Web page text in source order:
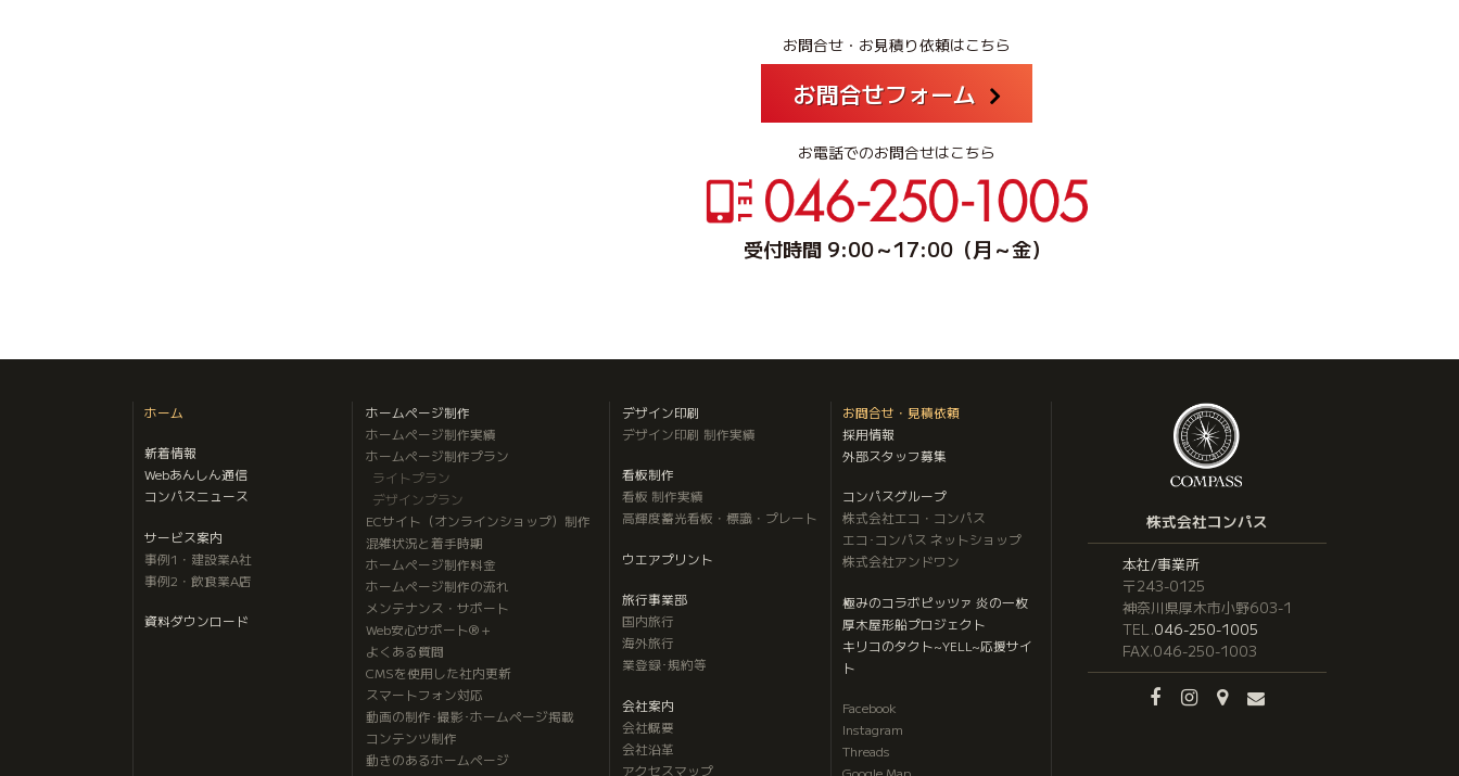
お問合せ・お見積り依頼はこちら
お問合せフォーム
お電話でのお問合せはこちら
受付時間 9:00～17:00（月～金）
ホーム
新着情報
Webあんしん通信
コンパスニュース
サービス案内
事例1・建設業A社
事例2・飲食業A店
資料ダウンロード
ホームページ制作
ホームページ制作実績
ホームページ制作プラン
ライトプラン
デザインプラン
ECサイト（オンラインショップ）制作
混雑状況と着手時期
ホームページ制作料金
ホームページ制作の流れ
メンテナンス・サポート
Web安心サポート®＋
よくある質問
CMSを使用した社内更新
スマートフォン対応
動画の制作･撮影･ホームページ掲載
コンテンツ制作
動きのあるホームページ
デザイン印刷
デザイン印刷 制作実績
看板制作
看板 制作実績
高輝度蓄光看板・標識・プレート
ウエアプリント
旅行事業部
国内旅行
海外旅行
業登録･規約等
会社案内
会社概要
会社沿革
アクセスマップ
お問合せ・見積依頼
採用情報
外部スタッフ募集
コンパスグループ
株式会社エコ・コンパス
エコ･コンパス ネットショップ
株式会社アンドワン
極みのコラボピッツァ 炎の一枚
厚木屋形船プロジェクト
キリコのタクト~YELL~応援サイ
ト
Facebook
Instagram
Threads
株式会社コンパス
本社/事業所
〒243-0125
神奈川県厚木市小野603-1
TEL.046-250-1005
FAX.046-250-1003